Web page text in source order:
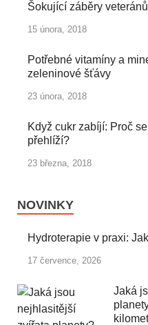
Šokující záběry
15 února, 2018
Potřebné vitamíny a
zeleninové šťávy
23 února, 2018
Když cukr zabíjí: Proč
přehlíží?
23 března, 2018
NOVINKY
Hydroterapie v praxi:
17 července, 2026
Jaká